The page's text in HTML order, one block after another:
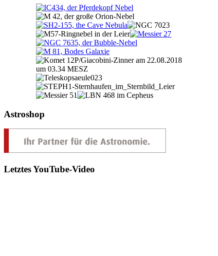
Astroshop
Letztes YouTube-Video